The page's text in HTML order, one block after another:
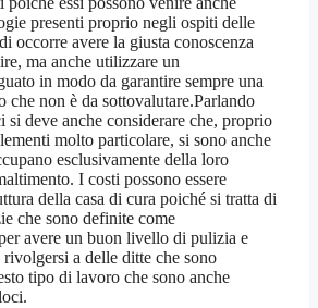
presenti proprio negli ospiti delle
occorre avere la giusta conoscenza
ma anche utilizzare un
in modo da garantire sempre una
che non è da sottovalutare.Parlando
si deve anche considerare che, proprio
molto particolare, si sono anche
esclusivamente della loro
I costi possono essere
della casa di cura poiché si tratta di
che sono definite come
avere un buon livello di pulizia e
a delle ditte che sono
tipo di lavoro che sono anche